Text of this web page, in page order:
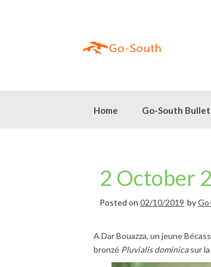
Home Go-South
2 October
Posted on 02/10/2019 by
A Dar Bouazza, un jeune
bronzé Pluvialis dominicasur la